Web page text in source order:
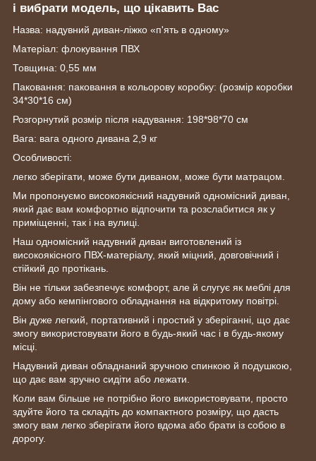
і вибрати модель, що цікавить Вас
Назва: надувний диван-ліжко «п'ять в одному»
Матеріал: флокування ПВХ
Товщина: 0,55 мм
Паковання: паковання в кольорову коробку: (розмір коробки
34*30*16 см)
Розгорнутий розмір після надування: 198*98*70 см
Вага: вага одного дивана 2,9 кг
Особливості:
легко зберігати, може бути диваном, може бути матрацом.
Ми пропонуємо високоякісний надувний одномісний диван,
який дає вам комфортно відпочити та розслабитися як у
приміщенні, так і на вулиці.
Наш одномісний надувний диван виготовлений із
високоякісного ПВХ-матеріалу, який міцний, довговічний і
стійкий до протікань.
Він не тільки забезпечує комфорт, але й слугує як меблі для
дому або кемпінгового обладнання на відкритому повітрі.
Він дуже легкий, портативний і простий у зберіганні, що дає
змогу використовувати його в будь-який час і в будь-якому
місці.
Надувний диван обладнаний зручною спинкою й подушкою,
що дає вам зручно сидіти або лежати.
Коли вам більше не потрібно його використовувати, просто
здуйте його та складіть до компактного розміру, що дасть
змогу вам легко зберігати його вдома або брати із собою в
дорогу.